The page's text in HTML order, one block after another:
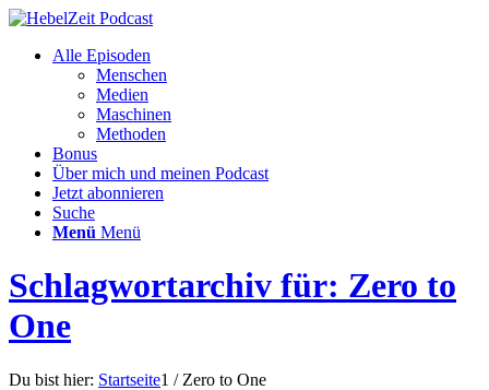
Alle Episoden
Menschen
Medien
Maschinen
Methoden
Bonus
Über mich und meinen Podcast
Jetzt abonnieren
Suche
Menü Menü
Schlagwortarchiv für: Zero to
One
Du bist hier: Startseite1 / Zero to One